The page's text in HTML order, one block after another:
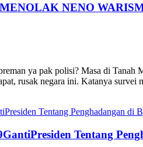
NENO
ya pak polisi? Masa di
rusak negara ini. Katanya
Tentang